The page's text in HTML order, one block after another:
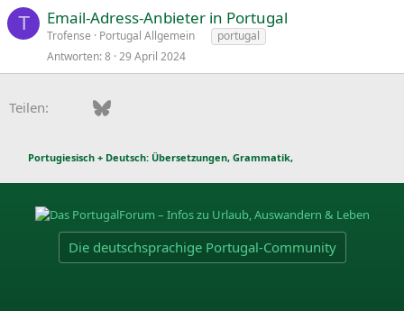
T Email-Adress-Anbieter in Portugal
Trofense Portugal Allgemein
portugal
Antworten 8 29 April 2024
Teilen: FacebookBluesky
Portugiesisch + Deutsch: Übersetzungen, Grammatik,
Die deutschsprachige Portugal-Community